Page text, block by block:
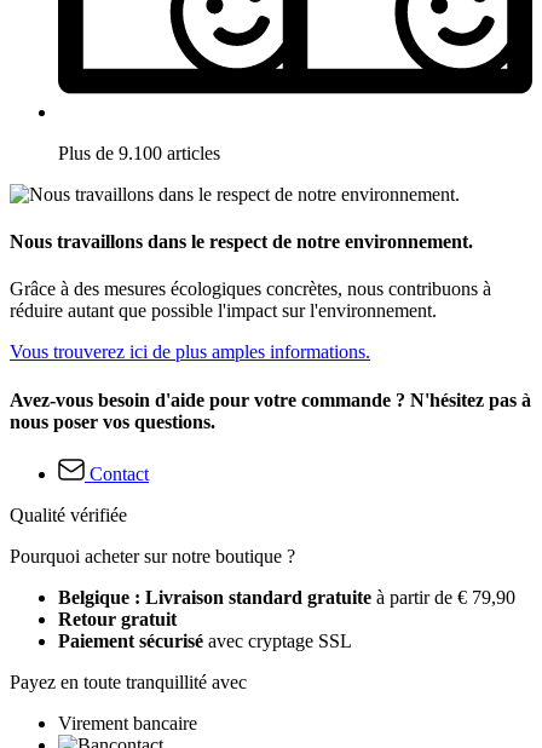
Plus de 9.100 articles
Nous travaillons dans le respect de notre environnement.
Grâce à des mesures écologiques concrètes, nous contribuons à
réduire autant que possible l'impact sur l'environnement.
Vous trouverez ici de plus amples informations.
Avez-vous besoin d'aide pour votre commande ? N'hésitez pas à
nous poser vos questions.
Contact
Qualité vérifiée
Pourquoi acheter sur notre boutique ?
Belgique : Livraison standard gratuite à partir de € 79,90
Retour gratuit
Paiement sécurisé avec cryptage SSL
Payez en toute tranquillité avec
Virement bancaire